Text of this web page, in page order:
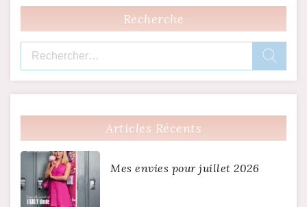
Recherche
Articles Récents
Mes envies pour juillet 2026